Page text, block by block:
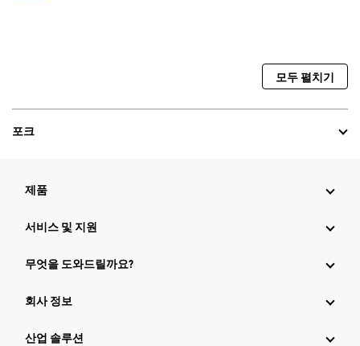
모두 펼치기
포크
제품
서비스 및 지원
무엇을 도와드릴까요?
회사 정보
산업 솔루션